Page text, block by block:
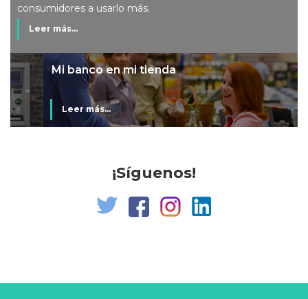
consumidores a usarlo más.
Leer más...
Mi banco en mi tienda
Leer más...
¡Síguenos!